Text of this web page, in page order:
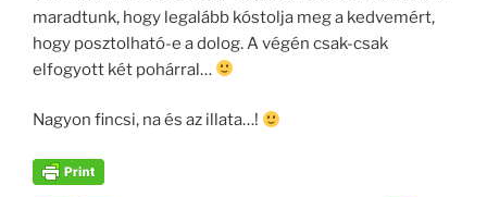
maradtunk, hogy legalább kóstolja meg a kedvemért,
hogy posztolható-e a dolog. A végén csak-csak
elfogyott két pohárral…
Nagyon fincsi, na és az illata…!